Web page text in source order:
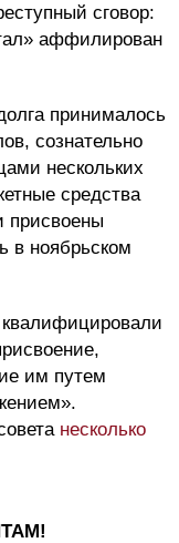
сговор:
аффилирован
принималось
сознательно
нескольких
средства
в ноябрьском
им путем
несколько